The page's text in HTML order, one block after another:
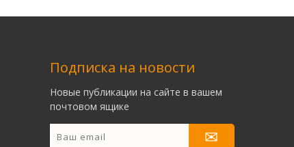
Подписка на новости
Новые публикации на сайте в вашем
почтовом ящике